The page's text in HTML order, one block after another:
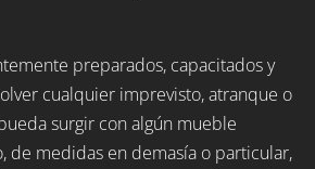
preparados, capacitados y
cualquier imprevisto, atranque o
surgir con algún mueble
de medidas en demasía o particular,